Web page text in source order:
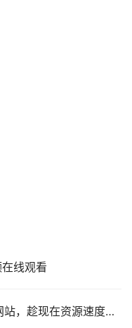
线观看
资源速度给力快来体验体验